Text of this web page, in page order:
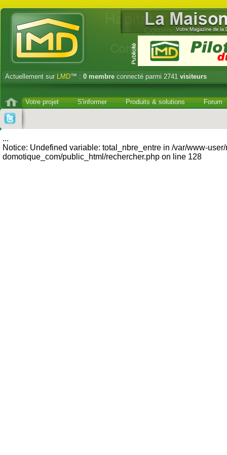
Actuellement sur LMD™ : 0 membre connecté parmi 2741 visiteurs
Votre projet S'informer Produits & solutions Forum
...
Notice: Undefined variable: total_nbre_entre in /var/www-
domotique_com/public_html/rechercher.php on line 128